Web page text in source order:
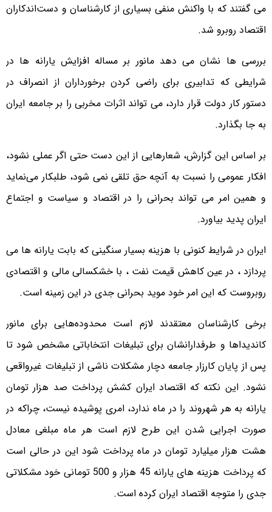
می گفتند که با واکنش منفی بسیاری از کارشناسان و دست‌اندکاران
اقتصاد روبرو شد.
بررسی ها نشان می دهد مانور بر مساله افزایش یارانه ها در
شرایطی که تدابیری برای راضی کردن برخورداران از انصراف در
دستور کار دولت قرار دارد، می تواند اثرات مخربی را بر جامعه ایران
به جا بگذارد.
بر اساس این گزارش، شعارهایی از این دست حتی اگر عملی نشود،
افکار عمومی را نسبت به آنچه حق تلقی نمی شود، طلبکار می‌نماید
و همین امر می تواند بحرانی را در اقتصاد و سیاست و اجتماع
ایران پدید بیاورد.
ایران در شرایط کنونی با هزینه بسیار سنگینی که بابت یارانه ها می
پردازد ، در عین کاهش قیمت نفت ، با خشکسالی مالی و اقتصادی
روبروست که این امر خود موید بحرانی جدی در این زمینه است.
برخی کارشناسان معتقدند لازم است محدوده‌هایی برای مانور
کاندیداها و طرفدارانشان برای تبلیغات انتخاباتی مشخص شود تا
پس از پایان کارزار جامعه دچار مشکلات ناشی از تبلیغات غیرواقعی
نشود. این نکته که اقتصاد ایران کشش پرداخت صد هزار تومان
یارانه به هر شهروند را در ماه ندارد، امری پوشیده نیست، چراکه در
صورت اجرایی شدن این طرح لازم است هر ماه مبلغی معادل
هشت هزار میلیارد تومان در ماه پرداخت شود این در حالی است
که پرداخت هزینه های یارانه 45 هزار و 500 تومانی خود مشکلاتی
جدی را متوجه اقتصاد ایران کرده است.